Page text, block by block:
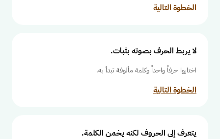
الخطوة التالية
لا يربط الحرف بصوته بثبات.
اختاروا حرفاً واحداً وكلمة مألوفة تبدأ به.
الخطوة التالية
يتعرف إلى الحروف لكنه يخمن الكلمة.